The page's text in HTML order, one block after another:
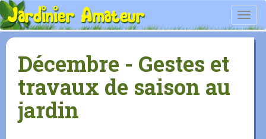
Décembre - Gestes et
travaux de saison au
jardin